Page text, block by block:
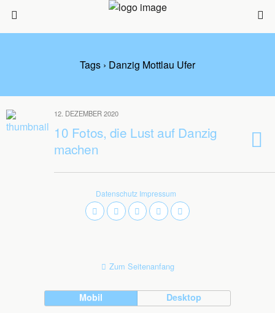
Tags › Danzig Mottlau Ufer
12. DEZEMBER 2020
10 Fotos, die Lust auf Danzig
machen
Datenschutz Impressum
Zum Seitenanfang
Mobil Desktop